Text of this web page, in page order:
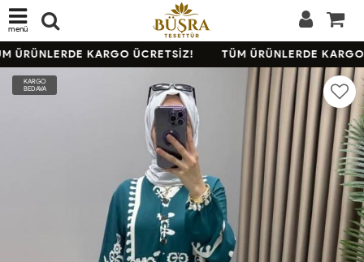
menü
ÜRÜNLERDE KARGO ÜCRETSİZ! TÜM ÜRÜNLERDE KARGO
KARGO
BEDAVA